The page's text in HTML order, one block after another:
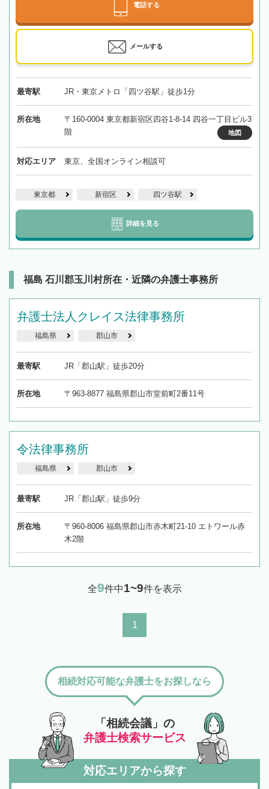
電話する
メールする
最寄駅 JR・東京メトロ「四ツ谷駅」徒歩1分
所在地
〒160-0004 東京都新宿区四谷1-8-14 四谷一丁目ビル3
階
地図
対応エリア 東京、全国オンライン相談可
東京都 新宿区 四ツ谷駅
詳細を見る
福島 石川郡玉川村所在・近隣の弁護士事務所
弁護士法人クレイス法律事務所
福島県 郡山市
最寄駅 JR「郡山駅」徒歩20分
所在地 〒963-8877 福島県郡山市堂前町2番11号
令法律事務所
福島県 郡山市
最寄駅 JR「郡山駅」徒歩9分
所在地
〒960-8006 福島県郡山市赤木町21-10 エトワール赤
木2階
全9件中1~9件を表示
1
「相続会議」の
弁護士検索サービス
相続対応可能な弁護士をお探しなら
対応エリアから探す